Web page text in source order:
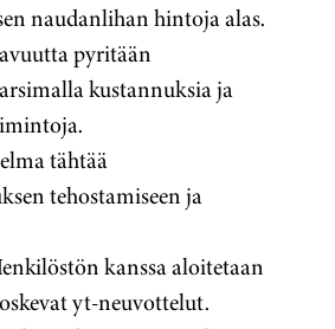
naudanlihan hintoja alas.
pyritään
kustannuksia ja
toimintoja.
tähtää
tehostamiseen ja
kanssa aloitetaan
yt-neuvottelut.